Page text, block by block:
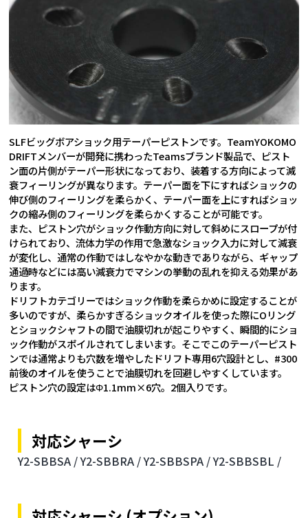
SLFビッグボアショック用テーパーピストンです。TeamYOKOMO
DRIFTメンバーが開発に携わったTeamsブランド製品で、ピスト
ン面の片側がテーパー形状になっており、装着する方向によって減
衰フィーリングが異なります。テーパー面を下にすればショックの
伸び側のフィーリングを柔らかく、テーパー面を上にすればショッ
クの縮み側のフィーリングを柔らかくすることが可能です。
また、ピストン穴がショック作動方向に対して斜めにスロープが付
けられており、流体力学の作用で急激なショック入力に対して減衰
が変化し、通常の作動ではしなやかな動きでありながら、ギャップ
通過時などには高い減衰力でマシンの挙動の乱れを抑える効果があ
ります。
ドリフトカテゴリーではショック作動を柔らかめに設定することが
多いのですが、柔らかすぎるショックオイルを使った際にOリング
とショックシャフトの間で油膜切れが起こりやすく、瞬間的にショ
ック作動がスポイルされてしまいます。そこでこのテーパーピスト
ンでは通常よりも穴数を増やしたドリフト専用6穴設計とし、#300
前後のオイルを使うことで油膜切れを回避しやすくしています。
ピストン穴の設定はΦ1.1mm×6穴。2個入りです。
対応シャーシ
Y2-SBBSA /Y2-SBBRA /Y2-SBBSPA /Y2-SBBSBL /